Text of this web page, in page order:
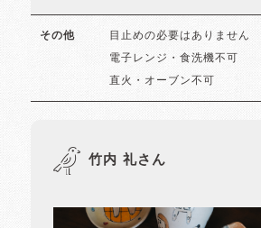
その他 目止めの必要はありません
電子レンジ・食洗機不可
直火・オーブン不可
竹内 礼さん